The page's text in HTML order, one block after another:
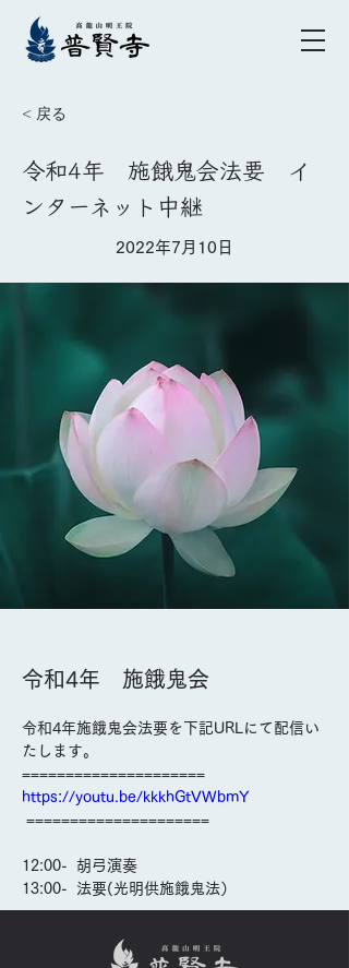
< 戻る
令和4年 施餓鬼会法要 イ
ンターネット中継
2022年7月10日
令和4年 施餓鬼会
Previous
令和4年施餓鬼会法要を下記URLにて配信い
たします。
=====================
https://youtu.be/kkkhGtVWbmY
=====================
12:00-  胡弓演奏
13:00-  法要(光明供施餓鬼法）